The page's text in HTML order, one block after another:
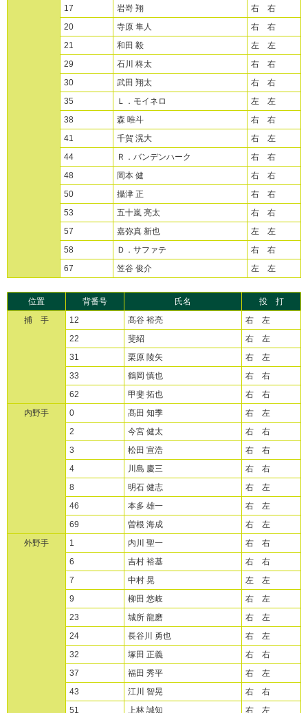
17
岩嵜 翔
右 右
20
寺原 隼人
右 右
21
和田 毅
左 左
29
石川 柊太
右 右
30
武田 翔太
右 右
35
Ｌ．モイネロ
左 左
38
森 唯斗
右 右
41
千賀 滉大
右 左
44
Ｒ．バンデンハーク
右 右
48
岡本 健
右 右
50
攝津 正
右 右
53
五十嵐 亮太
右 右
57
嘉弥真 新也
左 左
58
Ｄ．サファテ
右 右
67
笠谷 俊介 左 左
位置 背番号 氏名
投 打
捕 手
12 髙谷 裕亮
右 左
22
斐紹
右 左
31
栗原 陵矢
右 左
33
鶴岡 慎也
右 右
62
甲斐 拓也
右 右
内野手
0 髙田 知季
右 左
2
今宮 健太
右 右
3
松田 宣浩
右 右
4
川島 慶三
右 右
8
明石 健志
右 左
46
本多 雄一
右 左
69
曽根 海成
右 左
外野手
1 内川 聖一
右 右
6
吉村 裕基
右 右
7
中村 晃
左 左
9
柳田 悠岐
右 左
23
城所 龍磨
右 左
24
長谷川 勇也
右 左
32
塚田 正義
右 右
37
福田 秀平
右 左
43
江川 智晃
右 右
51
上林 誠知 右 左